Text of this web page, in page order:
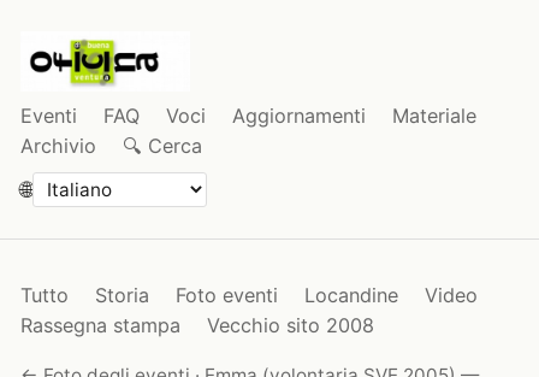
Eventi FAQ Voci Aggiornamenti
Materiale
Archivio
🔍 Cerca
🌐
Tutto Storia Foto eventi Locandine
Video
Rassegna stampa
Vecchio sito 2008